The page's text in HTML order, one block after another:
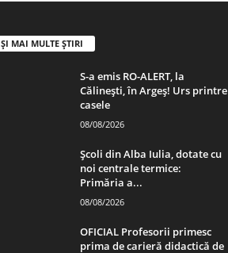
ȘI MAI MULTE ȘTIRI
S-a emis RO-ALERT, la
Călinești, în Argeș! Urs printre
casele
08/08/2026
Școli din Alba Iulia, dotate cu
noi centrale termice:
Primăria a...
08/08/2026
OFICIAL Profesorii primesc
prima de carieră didactică de